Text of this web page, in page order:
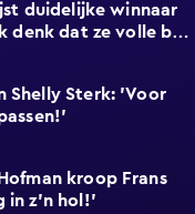
duidelijke winnaar
denk dat ze volle bak
Shelly Sterk: 'Voor
kroop Frans
in z'n hol!'